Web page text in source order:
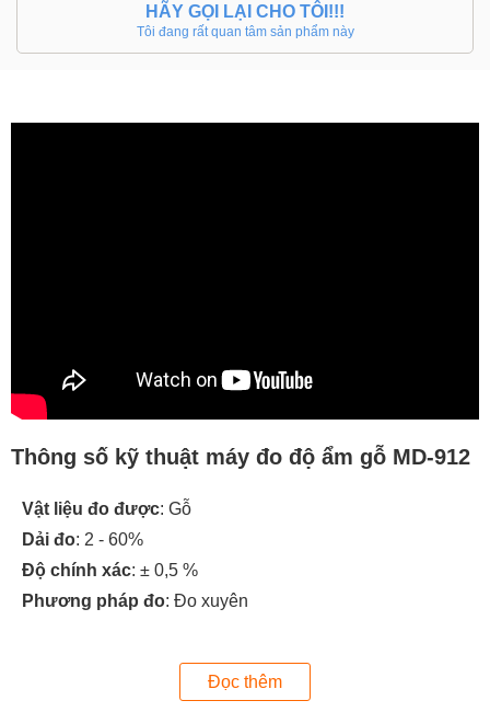
HÃY GỌI LẠI CHO TÔI!!!
Tôi đang rất quan tâm sản phẩm này
Thông số kỹ thuật máy đo độ ẩm gỗ MD-912
Vật liệu đo được: Gỗ
Dải đo: 2 - 60%
Độ chính xác: ± 0,5 %
Phương pháp đo: Đo xuyên
: 130 x 64 x 32 (mm)
Đọc thêm